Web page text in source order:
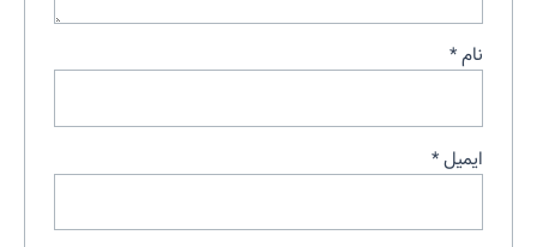
نام*
ایمیل*